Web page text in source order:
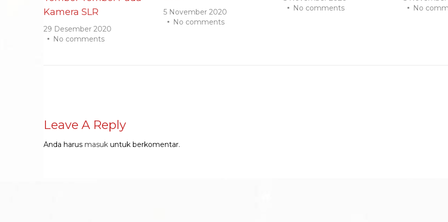
Kamera SLR
29 Desember 2020
No comments
5 November 2020
No comments
No comments
No
Leave A Reply
Anda harus masuk untuk berkomentar.